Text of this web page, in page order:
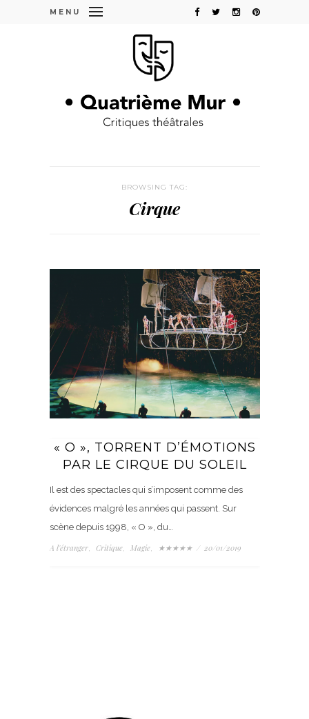
MENU
BROWSING TAG:
Cirque
« O », TORRENT D’ÉMOTIONS
PAR LE CIRQUE DU SOLEIL
Il est des spectacles qui s’imposent comme des
évidences malgré les années qui passent. Sur
scène depuis 1998, « O », du…
A l'étranger, Critique, Magie, ★★★★★ / 20/01/2019